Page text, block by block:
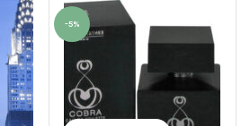
-5%